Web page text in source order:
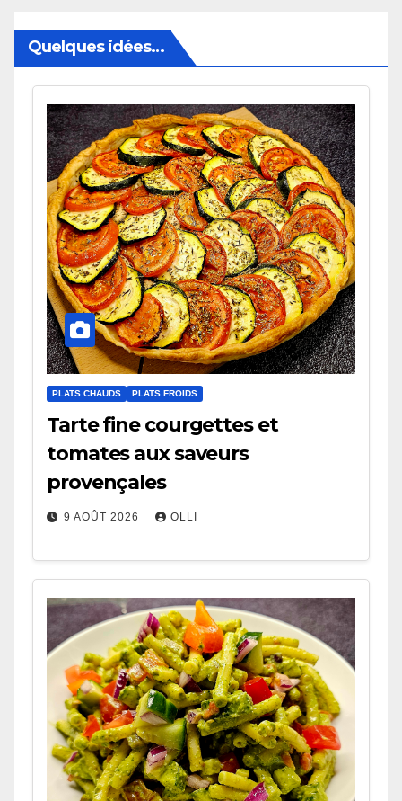
Quelques idées…
PLATS CHAUDS PLATS FROIDS
Tarte fine courgettes et
tomates aux saveurs
provençales
9 AOÛT 2026 OLLI